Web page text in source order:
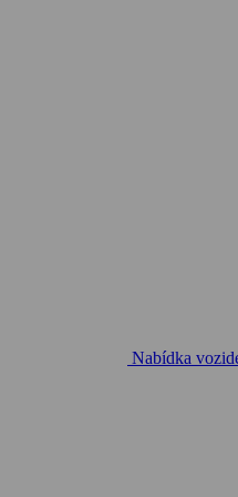
Nabídka